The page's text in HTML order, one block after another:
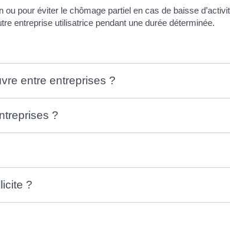
pour éviter le chômage partiel en cas de baisse
entreprise utilisatrice pendant une durée déterminée.
entre entreprises ?
?
?